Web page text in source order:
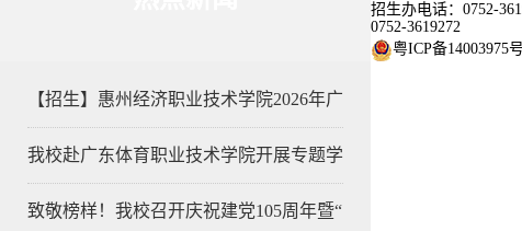
【招生】惠州经济职业技术学院2026年广
我校赴广东体育职业技术学院开展专题学
致敬榜样！我校召开庆祝建党105周年暨“
招生办电话：0752-
0752-3619272
粤ICP备14003975